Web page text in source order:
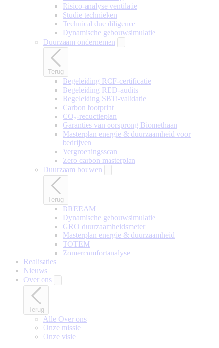
Risico-analyse ventilatie
Studie technieken
Technical due diligence
Dynamische gebouwsimulatie
Duurzaam ondernemen
Terug
Begeleiding RCF-certificatie
Begeleiding RED-audits
Begeleiding SBTi-validatie
Carbon footprint
CO₂-reductieplan
Garanties van oorsprong Biomethaan
Masterplan energie & duurzaamheid voor
bedrijven
Vergroeningsscan
Zero carbon masterplan
Duurzaam bouwen
Terug
BREEAM
Dynamische gebouwsimulatie
GRO duurzaamheidsmeter
Masterplan energie & duurzaamheid
TOTEM
Zomercomfortanalyse
Realisaties
Nieuws
Over ons
Terug
Alle Over ons
Onze missie
Onze visie